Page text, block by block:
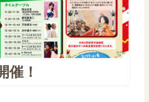
催！